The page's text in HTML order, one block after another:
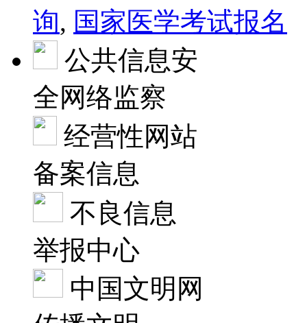
询, 国家医学考试报名
公共信息安
全网络监察
经营性网站
备案信息
不良信息
举报中心
中国文明网